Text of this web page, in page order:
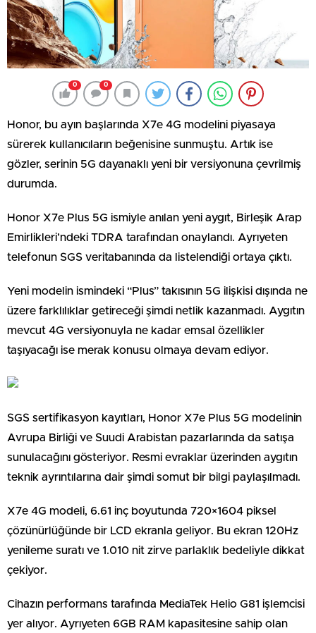
0 0
Honor, bu ayın başlarında X7e 4G modelini piyasaya
sürerek kullanıcıların beğenisine sunmuştu. Artık ise
gözler, serinin 5G dayanaklı yeni bir versiyonuna çevrilmiş
durumda.
Honor X7e Plus 5G ismiyle anılan yeni aygıt, Birleşik Arap
Emirlikleri’ndeki TDRA tarafından onaylandı. Ayrıyeten
telefonun SGS veritabanında da listelendiği ortaya çıktı.
Yeni modelin ismindeki “Plus” takısının 5G ilişkisi dışında ne
üzere farklılıklar getireceği şimdi netlik kazanmadı. Aygıtın
mevcut 4G versiyonuyla ne kadar emsal özellikler
taşıyacağı ise merak konusu olmaya devam ediyor.
SGS sertifikasyon kayıtları, Honor X7e Plus 5G modelinin
Avrupa Birliği ve Suudi Arabistan pazarlarında da satışa
sunulacağını gösteriyor. Resmi evraklar üzerinden aygıtın
teknik ayrıntılarına dair şimdi somut bir bilgi paylaşılmadı.
X7e 4G modeli, 6.61 inç boyutunda 720×1604 piksel
çözünürlüğünde bir LCD ekranla geliyor. Bu ekran 120Hz
yenileme suratı ve 1.010 nit zirve parlaklık bedeliyle dikkat
çekiyor.
Cihazın performans tarafında MediaTek Helio G81 işlemcisi
yer alıyor. Ayrıyeten 6GB RAM kapasitesine sahip olan